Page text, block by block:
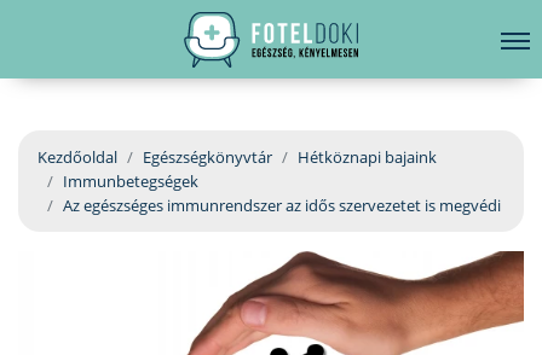
EGÉSZSÉGKÖNYVTÁR
BETEGSÉGKALAUZ
hirdetés
Kezdőoldal Egészségkönyvtár
Hétköznapi bajaink
Immunbetegségek
Az egészséges immunrendszer az idős szervezetet is megvédi